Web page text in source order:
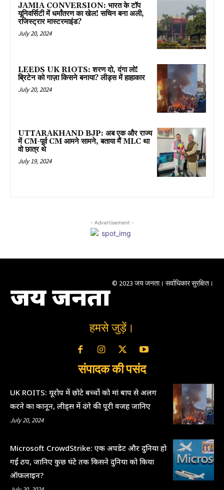
JAMIA CONVERSION: भारत के टॉप
यूनिवर्सिटी में धर्मांतरण का खेल! सचिन बना अली,
रजिस्ट्रार मास्टरमाइंड?
July 20, 2024
LEEDS UK RIOTS: शरण दो, दंगा लो!
ब्रिटेन को गाज़ा किसने बनाया? लीड्स में हाहाकार
July 20, 2024
UTTARAKHAND BJP: अब एक और राज्य
में CM-पूर्व CM आमने सामने, बताया मैं MLC था
वो छात्र थे
July 19, 2024
- Advertisement -
जय जनता © 2023 जय जनता। सर्वाधिकार सुरक्षित।
हमसे जुड़ें।
संपादक की पसंद
UK ROITS: यूरोप में छोटे बच्चों को मां बाप से अलग
करने का कानून, लीड्स में दंगे की पूरी वजह जानिए
July 20, 2024
Microsoft CrowdStrike: एक अपडेट और दुनिया हो
गई ठप, जानिए कुछ घंटे तक किसने दुनिया को किया
ऑफ़लाइन?